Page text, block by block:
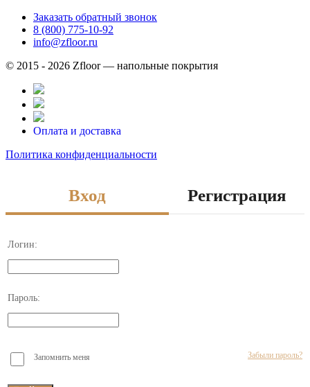
Заказать обратный звонок
8 (800) 775-10-92
info@zfloor.ru
© 2015 - 2026 Zfloor — напольные покрытия
Оплата и доставка
Политика конфиденциальности
Вход Регистрация
Логин:
Пароль:
Запомнить меня Забыли пароль?